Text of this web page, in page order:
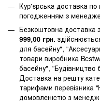
Кур'єрська доставка по
погодженням з
Безкоштовна доставка
999,00 грн.
для басейну",
товари виробника
басейну", "Будівництво
Доставка на решту
тарифами перевізника
домовленістю з